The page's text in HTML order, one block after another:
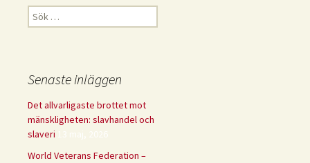
Sök
efter:
Senaste inläggen
Det allvarligaste brottet mot
mänskligheten: slavhandel och
slaveri 13 maj, 2026
World Veterans Federation –